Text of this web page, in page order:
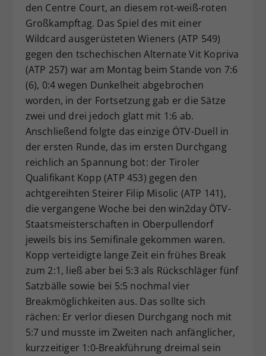
den Centre Court, an diesem rot-weiß-roten
Großkampftag. Das Spiel des mit einer
Wildcard ausgerüsteten Wieners (ATP 549)
gegen den tschechischen Alternate Vit Kopriva
(ATP 257) war am Montag beim Stande von 7:6
(6), 0:4 wegen Dunkelheit abgebrochen
worden, in der Fortsetzung gab er die Sätze
zwei und drei jedoch glatt mit 1:6 ab.
Anschließend folgte das einzige ÖTV-Duell in
der ersten Runde, das im ersten Durchgang
reichlich an Spannung bot: der Tiroler
Qualifikant Kopp (ATP 453) gegen den
achtgereihten Steirer Filip Misolic (ATP 141),
die vergangene Woche bei den win2day ÖTV-
Staatsmeisterschaften in Oberpullendorf
jeweils bis ins Semifinale gekommen waren.
Kopp verteidigte lange Zeit ein frühes Break
zum 2:1, ließ aber bei 5:3 als Rückschläger fünf
Satzbälle sowie bei 5:5 nochmal vier
Breakmöglichkeiten aus. Das sollte sich
rächen: Er verlor diesen Durchgang noch mit
5:7 und musste im Zweiten nach anfänglicher,
kurzzeitiger 1:0-Breakführung dreimal sein